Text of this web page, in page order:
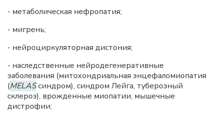
- метаболическая нефропатия;
- мигрень;
- нейроциркуляторная дистония;
- наследственные нейродегенеративные
заболевания (митохондриальная энцефаломиопатия
(MELASсиндром), синдром Лейга, туберозный
склероз), врожденные миопатии, мышечные
дистрофии;